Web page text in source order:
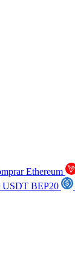
Ethereum
USDT BEP20